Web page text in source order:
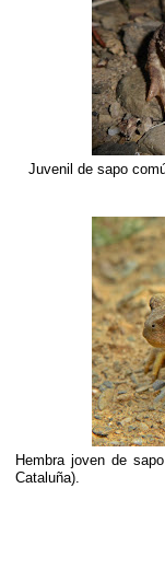
Juvenil de sapo
Hembra joven de
Cataluña).